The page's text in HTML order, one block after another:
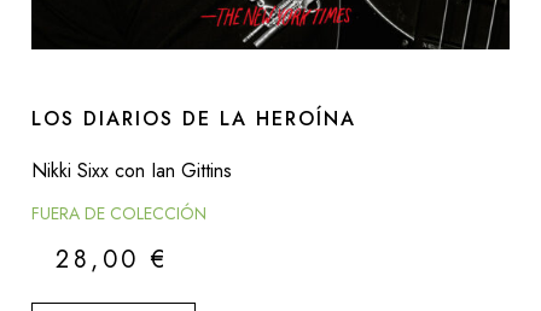
LOS DIARIOS DE LA HEROÍNA
Nikki Sixx con Ian Gittins
FUERA DE COLECCIÓN
28,00€